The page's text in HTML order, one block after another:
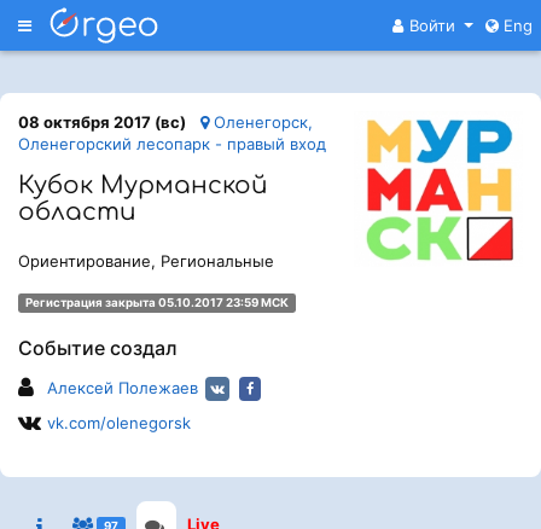
Меню Войти Eng
08 октября 2017 (вс)
Оленегорск,
Оленегорский лесопарк - правый вход
Кубок Мурманской
области
Ориентирование, Региональные
Регистрация закрыта 05.10.2017 23:59 МСК
Событие создал
Алексей Полежаев
vk.com/olenegorsk
97 Live